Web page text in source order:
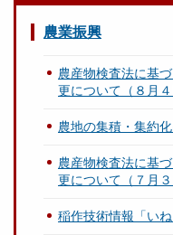
農業振興
農産物検査法に基
更について（８月４
農地の集積・集約
農産物検査法に基
更について（７月３
稲作技術情報「い